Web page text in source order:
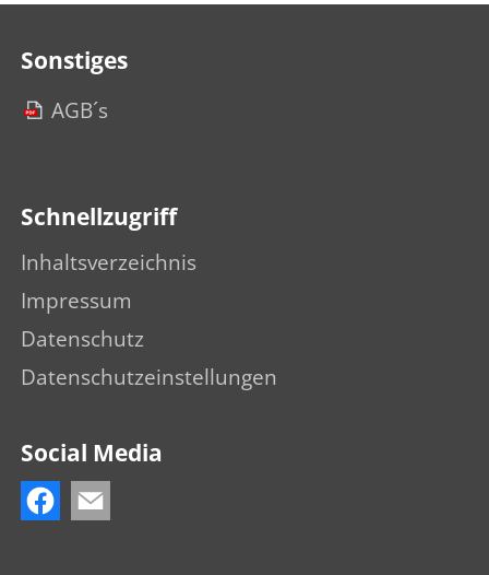
Sonstiges
AGB´s
Schnellzugriff
Inhaltsverzeichnis
Impressum
Datenschutz
Datenschutzeinstellungen
Social Media